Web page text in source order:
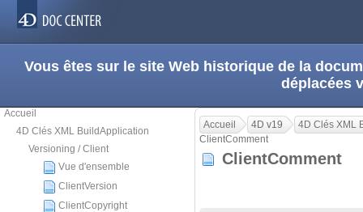
Vous êtes sur le site Web historique de la
déplacées
Accueil
4D Clés XML BuildApplication
Versioning / Client
Vue d'ensemble
ClientVersion
ClientCopyright
Accueil 4D v19
4D Clés XML
ClientComment
ClientComment